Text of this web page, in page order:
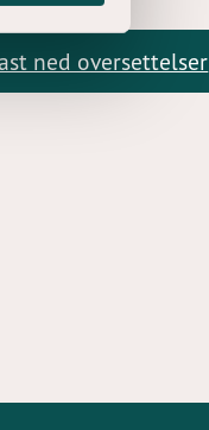
ned oversettelser